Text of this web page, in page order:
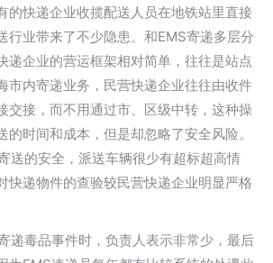
的快递企业收揽配送人员在地铁站里直接
行业带来了不少隐患。和EMS寄递多层分
递企业的营运框架相对简单，往往是站点
市内寄递业务，民营快递企业往往由收件
交接，而不用通过市、区级中转，这种操
的时间和成本，但是却忽略了安全风险。
送的安全，派送车辆很少有超标超高情
快递物件的查验较民营快递企业明显严格
递毒品事件时，负责人表示非常少，最后